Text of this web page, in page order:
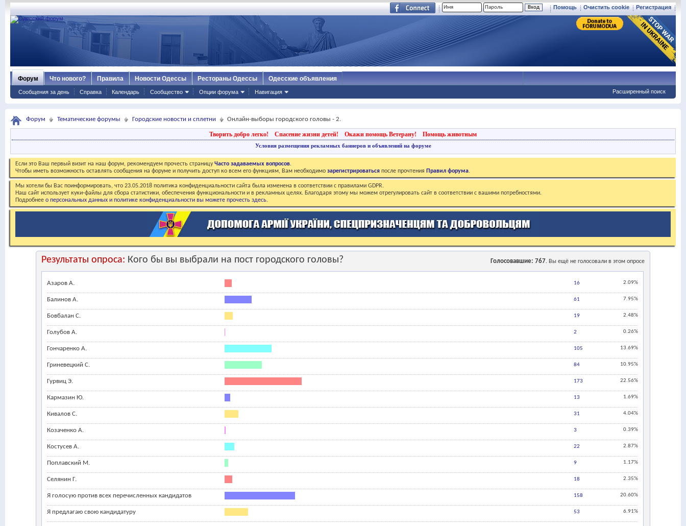
Регистрация
Очистить cookie
Помощь
Форум
Сообщения за день Справка Календарь Сообщество Опции форума Навигация
Что нового? Правила Новости Одессы Рестораны Одессы Одесские объявления
Расширенный поиск
Форум Тематические форумы Городские новости и сплетни Онлайн-выборы городского головы - 2.
Творить добро легко! Спасение жизни детей! Окажи помощь Ветерану! Помощь животным
Условия размещения рекламных баннеров и объявлений на форуме
Если это Ваш первый визит на наш форум, рекомендуем прочесть страницуЧасто задаваемых вопросов.
Чтобы иметь возможность оставлять сообщения на форуме и получить доступ ко всем его функциям, Вам необходимо зарегистрироваться после прочтения Правил форума.
Мы хотели бы Вас поинформировать, что 23.05.2018 политика конфиденциальности сайта была изменена в соответствии с правилами GDPR.
Наш сайт использует куки-файлы для сбора статистики, обеспечения функциональности и в рекламных целях. Благодаря этому мы можем отрегулировать сайт в соответствии с вашими потребностями.
Подробнее о персональных данных и политике конфиденциальности вы можете прочесть здесь.
Результаты опроса: Кого бы вы выбрали на пост городского головы? Голосовавшие 767. Вы ещё не голосовали в этом опросе
Азаров А. 16 2.09%
Балинов А. 61 7.95%
Бовбалан С. 19 2.48%
Голубов А. 2 0.26%
Гончаренко А. 105 13.69%
Гриневецкий С. 84 10.95%
Гурвиц Э. 173 22.56%
Кармазин Ю. 13 1.69%
Кивалов С. 31 4.04%
Козаченко А. 3 0.39%
Костусев А. 22 2.87%
Поплавский М. 9 1.17%
Селянин Г. 18 2.35%
Я голосую против всех перечисленных кандидатов 158 20.60%
Я предлагаю свою кандидатуру 53 6.91%